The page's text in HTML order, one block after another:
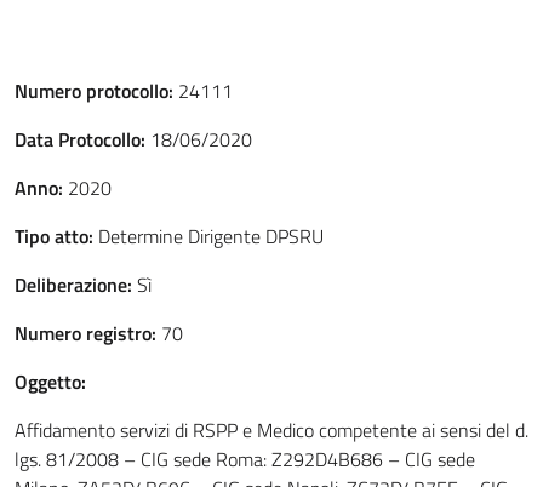
Numero protocollo: 24111
Data Protocollo: 18/06/2020
Anno: 2020
Tipo atto: Determine Dirigente DPSRU
Deliberazione: Sì
Numero registro: 70
Oggetto:
Affidamento servizi di RSPP e Medico competente ai sensi del d.
lgs. 81/2008 – CIG sede Roma: Z292D4B686 – CIG sede